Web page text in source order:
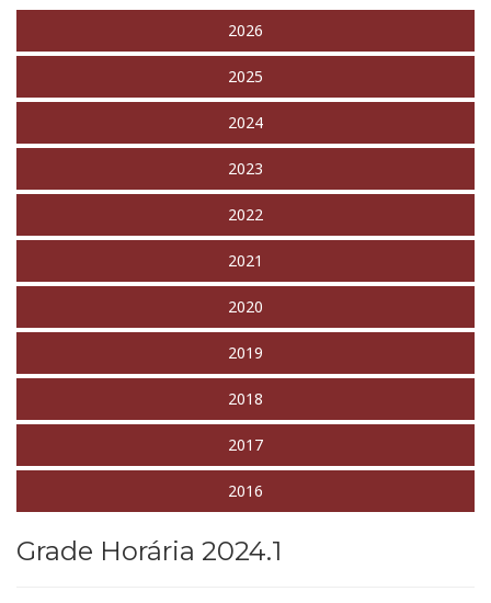
2026
2025
2024
2023
2022
2021
2020
2019
2018
2017
2016
Grade Horária 2024.1